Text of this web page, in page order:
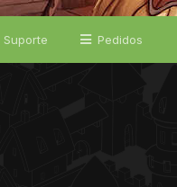
Suporte Pedidos